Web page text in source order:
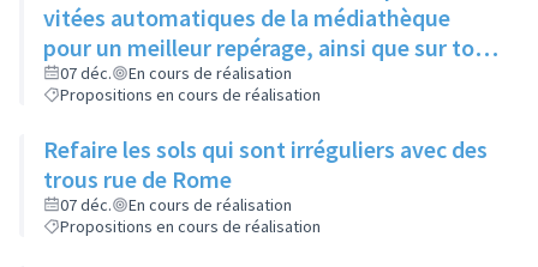
vitées automatiques de la médiathèque
pour un meilleur repérage, ainsi que sur tous
les bâtiments municipaux
07 déc.
En cours de réalisation
Propositions en cours de réalisation
Refaire les sols qui sont irréguliers avec des
trous rue de Rome
07 déc.
En cours de réalisation
Propositions en cours de réalisation